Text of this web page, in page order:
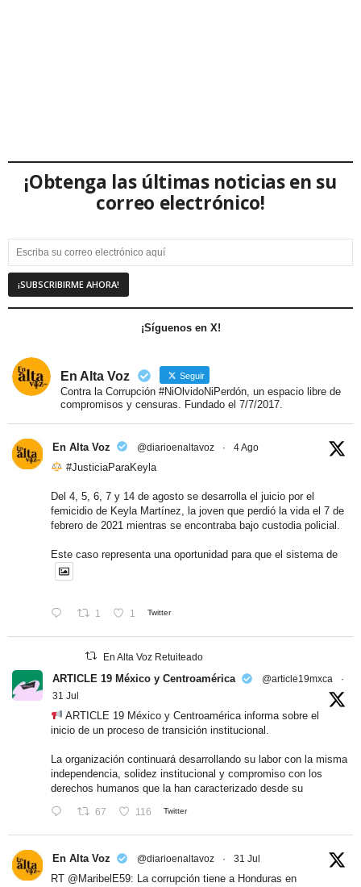
¡Obtenga las últimas noticias en su
correo electrónico!
¡Síguenos en X!
En Alta Voz Seguir
Contra la Corrupción #NiOlvidoNiPerdón, un espacio libre de
compromisos y censuras. Fundado el 7/7/2017.
En Alta Voz @diarioenaltavoz · 4 Ago
#JusticiaParaKeyla
Del 4, 5, 6, 7 y 14 de agosto se desarrolla el juicio por el
femicidio de Keyla Martínez, la joven que perdió la vida el 7 de
febrero de 2021 mientras se encontraba bajo custodia policial.
Este caso representa una oportunidad para que el sistema de
1 1 Twitter
En Alta Voz Retuiteado
ARTICLE 19 México y Centroamérica @article19mxca
·
31 Jul
ARTICLE 19 México y Centroamérica informa sobre el
inicio de un proceso de transición institucional.
La organización continuará desarrollando su labor con la misma
independencia, solidez institucional y compromiso con los
derechos humanos que la han caracterizado desde su
67 116 Twitter
En Alta Voz @diarioenaltavoz · 31 Jul
RT @MaribelE59: La corrupción tiene a Honduras en